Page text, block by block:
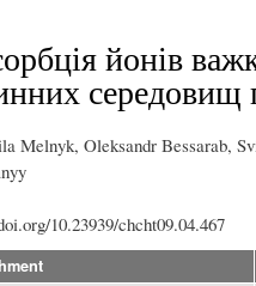
йонів
середовищ
Melnyk, Oleksandr Bessarab,
10.23939/chcht09.04.467